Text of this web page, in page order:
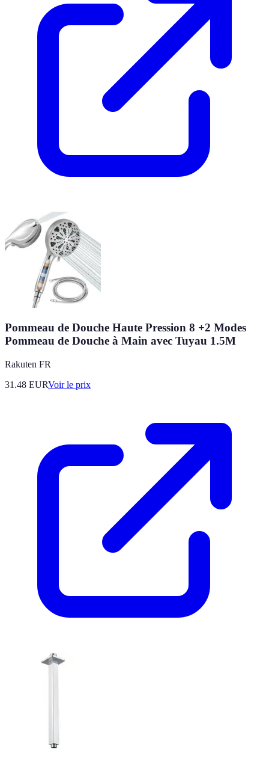
Pommeau de Douche Haute Pression 8 +2 Modes
Pommeau de Douche à Main avec Tuyau 1.5M
Rakuten FR
31.48 EURVoir le prix